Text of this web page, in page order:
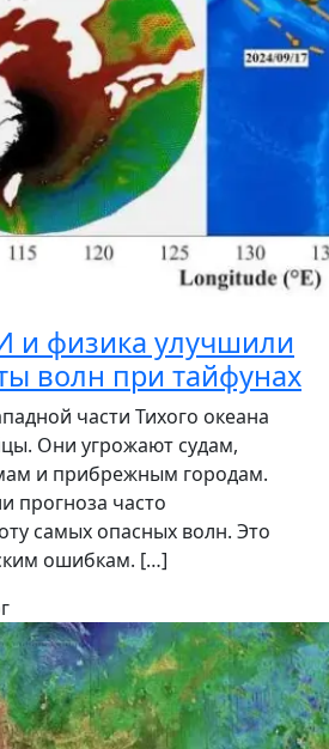
и физика улучшили
волн при тайфунах
части Тихого океана
Они угрожают судам,
и прибрежным городам.
прогноза часто
самых опасных волн. Это
ошибкам. […]